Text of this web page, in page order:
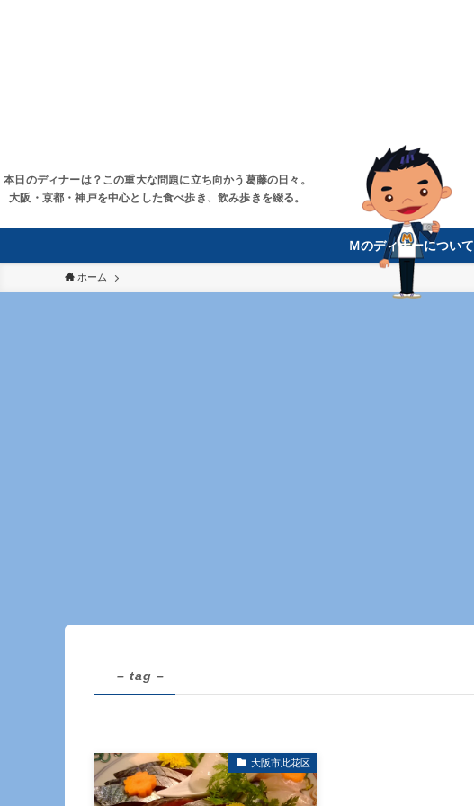
本日のディナーは？この重大な問題に立ち向かう葛藤の日々。
大阪・京都・神戸を中心とした食べ歩き、飲み歩きを綴る。
Ｍのディナーについて
ホーム
– tag –
大阪市此花区